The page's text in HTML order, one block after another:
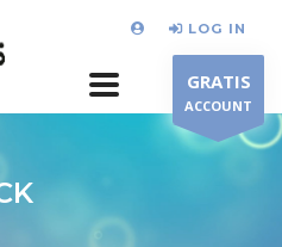
LOG IN
GRATIS
ACCOUNT